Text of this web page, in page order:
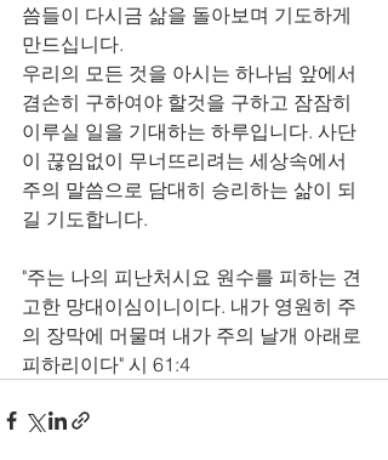
씀들이 다시금 삶을 돌아보며 기도하게
만드십니다.
우리의 모든 것을 아시는 하나님 앞에서
겸손히 구하여야 할것을 구하고 잠잠히
이루실 일을 기대하는 하루입니다. 사단
이 끊임없이 무너뜨리려는 세상속에서
주의 말씀으로 담대히 승리하는 삶이 되
길 기도합니다.
"주는 나의 피난처시요 원수를 피하는 견
고한 망대이심이니이다. 내가 영원히 주
의 장막에 머물며 내가 주의 날개 아래로
피하리이다" 시 61:4